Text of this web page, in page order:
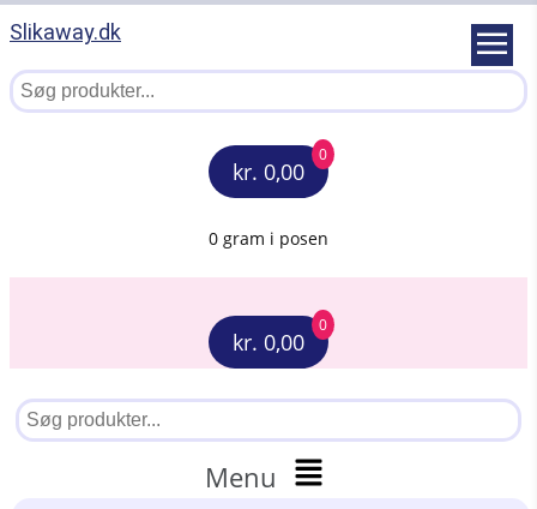
Slikaway.dk
kr. 0,00
0
0 gram i posen
kr. 0,00
0
Menu